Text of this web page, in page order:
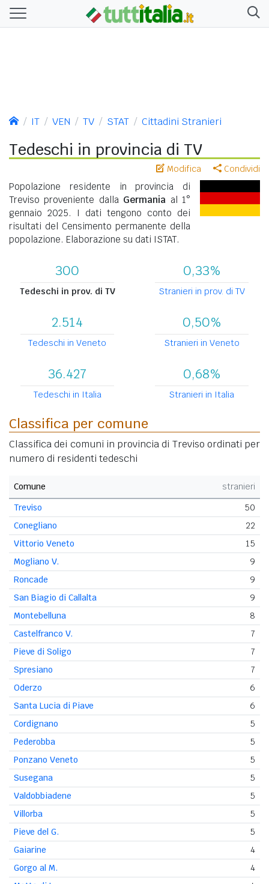
IT VEN TV STAT Cittadini Stranieri
Tedeschi in provincia di TV
Modifica Condividi
Popolazione residente in provincia di
Treviso proveniente dalla Germania al 1°
gennaio 2025. I dati tengono conto dei
risultati del Censimento permanente della
popolazione. Elaborazione su dati ISTAT.
300
Tedeschi in prov. di TV
0,33%
Stranieri in prov. di TV
2.514
Tedeschi in Veneto
0,50%
Stranieri in Veneto
36.427
Tedeschi in Italia
0,68%
Stranieri in Italia
Classifica per comune
Classifica dei comuni in provincia di Treviso ordinati per
numero di residenti tedeschi
Comune
stranieri
Treviso
50
Conegliano
22
Vittorio Veneto
15
Mogliano V.
9
Roncade
9
San Biagio di Callalta
9
Montebelluna
8
Castelfranco V.
7
Pieve di Soligo
7
Spresiano
7
Oderzo
6
Santa Lucia di Piave
6
Cordignano
5
Pederobba
5
Ponzano Veneto
5
Susegana
5
Valdobbiadene
5
Villorba
5
Pieve del G.
5
Gaiarine
4
Gorgo al M.
4